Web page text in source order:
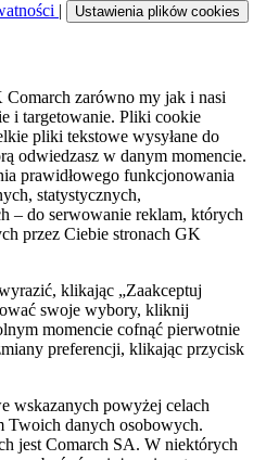
| Ustawienia plików cookies
zarówno my jak i nasi
i targetowanie. Pliki cookie
pliki tekstowe wysyłane do
odwiedzasz w danym momencie.
prawidłowego funkcjonowania
statystycznych,
– do serwowanie reklam, których
przez Ciebie stronach GK
klikając „Zaakceptuj
swoje wybory, kliknij
momencie cofnąć pierwotnie
preferencji, klikając przycisk
wskazanych powyżej celach
Twoich danych osobowych.
jest Comarch SA. W niektórych